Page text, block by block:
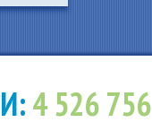
4 526 756